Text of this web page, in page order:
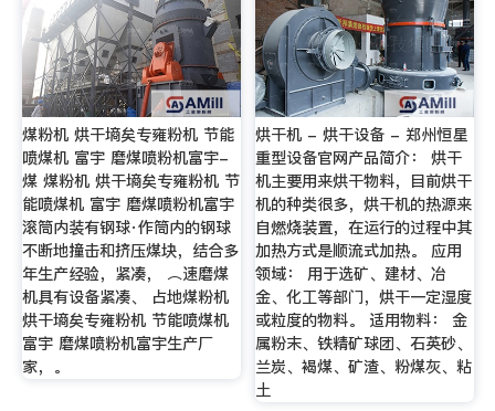
煤粉机 烘干墒矣专雍粉机 节能
喷煤机 富宇 磨煤喷粉机富宇-
煤 煤粉机 烘干墒矣专雍粉机 节
能喷煤机 富宇 磨煤喷粉机富宇
滚筒内装有钢球·作筒内的钢球
不断地撞击和挤压煤块，结合多
年生产经验，紧凑， ⌒速磨煤
机具有设备紧凑、 占地煤粉机
烘干墒矣专雍粉机 节能喷煤机
富宇 磨煤喷粉机富宇生产厂
家，。
烘干机 - 烘干设备 - 郑州恒星
重型设备官网产品简介： 烘干
机主要用来烘干物料，目前烘干
机的种类很多，烘干机的热源来
自燃烧装置，在运行的过程中其
加热方式是顺流式加热。 应用
领域： 用于选矿、建材、冶
金、化工等部门，烘干一定湿度
或粒度的物料。 适用物料： 金
属粉末、铁精矿球团、石英砂、
兰炭、褐煤、矿渣、粉煤灰、粘
土